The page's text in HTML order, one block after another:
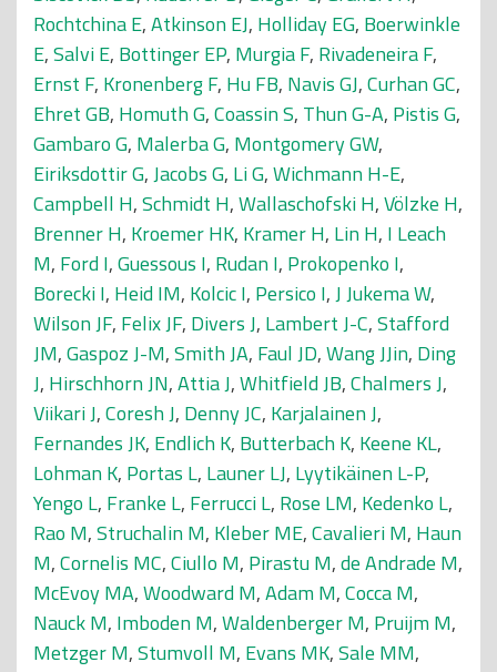
Rochtchina E,Atkinson EJ, Holliday EG, Boerwinkle
E,Salvi E, Bottinger EP, Murgia F, Rivadeneira F,
Ernst F, Kronenberg F, Hu FB, Navis GJ,Curhan GC,
Ehret GB, Homuth G,Coassin S, Thun G-A, Pistis G,
Gambaro G, Malerba G, Montgomery GW,
Eiriksdottir G,Jacobs G, Li G,Wichmann H-E,
Campbell H,Schmidt H,Wallaschofski H,Völzke H,
Brenner H, Kroemer HK, Kramer H, Lin H, I Leach
M, Ford I,Guessous I, Rudan I, Prokopenko I,
Borecki I, Heid IM, Kolcic I, Persico I,J Jukema W,
Wilson JF, Felix JF, Divers J, Lambert J-C,Stafford
JM,Gaspoz J-M,Smith JA, Faul JD,Wang JJin, Ding
J, Hirschhorn JN,Attia J,Whitfield JB,Chalmers J,
Viikari J,Coresh J, Denny JC, Karjalainen J,
Fernandes JK, Endlich K, Butterbach K, Keene KL,
Lohman K, Portas L, Launer LJ, Lyytikäinen L-P,
Yengo L, Franke L, Ferrucci L, Rose LM, Kedenko L,
Rao M,Struchalin M, Kleber ME,Cavalieri M, Haun
M,Cornelis MC,Ciullo M, Pirastu M,de Andrade M,
McEvoy MA,Woodward M,Adam M,Cocca M,
Nauck M, Imboden M,Waldenberger M, Pruijm M,
Metzger M,Stumvoll M, Evans MK,Sale MM,